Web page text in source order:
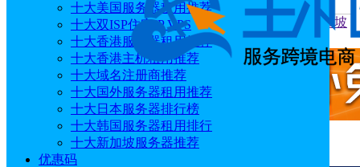
十大美国服务器租用推荐
十大双ISP住宅IP VPS
十大香港服务器租用推荐
十大香港主机租用推荐
十大域名注册商推荐
十大国外服务器租用推荐
十大日本服务器排行榜
十大韩国服务器租用排行
十大新加坡服务器推荐
优惠码
当前位置：首页 评测 新加坡VPS质量好吗？HostKvm新加坡
VPS速度和性能评测